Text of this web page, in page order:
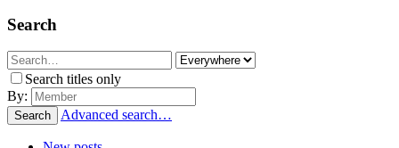
Search
Search titles only
By:
Search Advanced search…